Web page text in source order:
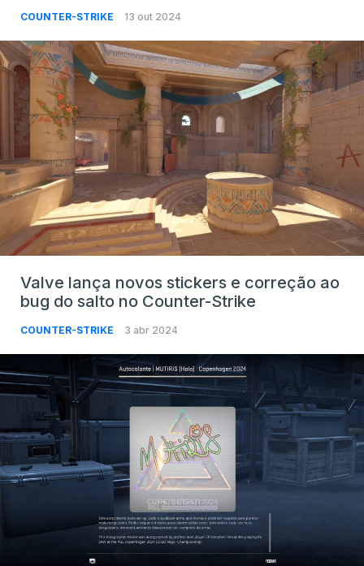
COUNTER-STRIKE 13 out 2024
Valve lança novos stickers e correção ao
bug do salto no Counter-Strike
COUNTER-STRIKE 3 abr 2024